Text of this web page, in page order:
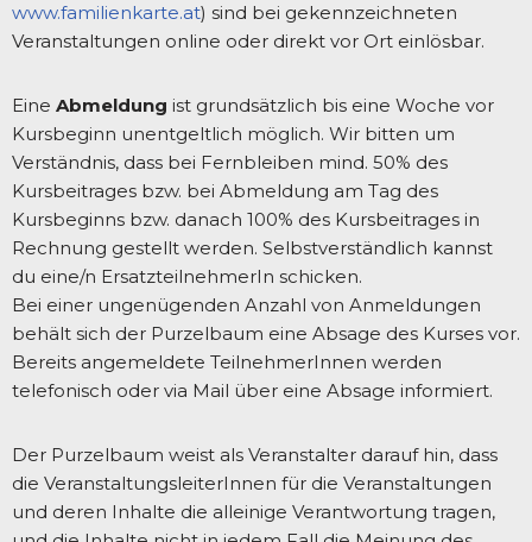
www.familienkarte.at) sind bei gekennzeichneten
Veranstaltungen online oder direkt vor Ort einlösbar.
Eine Abmeldung ist grundsätzlich bis eine Woche vor
Kursbeginn unentgeltlich möglich. Wir bitten um
Verständnis, dass bei Fernbleiben mind. 50% des
Kursbeitrages bzw. bei Abmeldung am Tag des
Kursbeginns bzw. danach 100% des Kursbeitrages in
Rechnung gestellt werden. Selbstverständlich kannst
du eine/n ErsatzteilnehmerIn schicken.
Bei einer ungenügenden Anzahl von Anmeldungen
behält sich der Purzelbaum eine Absage des Kurses vor.
Bereits angemeldete TeilnehmerInnen werden
telefonisch oder via Mail über eine Absage informiert.
Der Purzelbaum weist als Veranstalter darauf hin, dass
die VeranstaltungsleiterInnen für die Veranstaltungen
und deren Inhalte die alleinige Verantwortung tragen,